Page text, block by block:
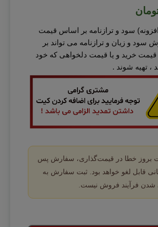
سود و ترازنامه بر اساس قیمت
سود و زیان و ترازنامه می تواند بر
خرید و یا قیمت دلخواهی که خود
، تهیه شوند .
بروز خطا در قیمت‌گذاری، سفارش پس
قابل لغو خواهد بود. ثبت سفارش به
شدن فرآیند فروش نیست.